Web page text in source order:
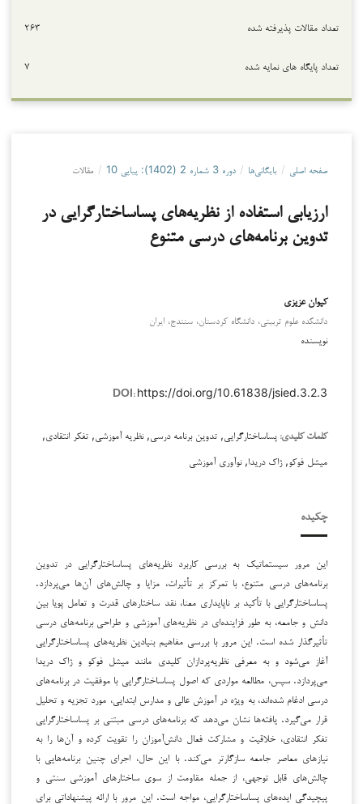
تعداد مقالات پذیرفته شده ۲۶۳
تعداد پایگاه های نمایه شده ۷
صفحه اصلی / بایگانی‌ها / دوره 3 شماره 2 (1402): پیاپی 10 / مقالات
ارزیابی استفاده از نظریه‌های پساساختارگرایی در
تدوین برنامه‌های درسی متنوع
کیوان عزیزی
دانشکده علوم تربیتی، دانشگاه کردستان، سنندج، ایران
نویسنده
DOI: https://doi.org/10.61838/jsied.3.2.3
کلمات کلیدی: پساساختارگرایی, تدوین برنامه درسی, نظریه آموزشی, تفکر انتقادی,
میشل فوکو, ژاک دریدا, نوآوری آموزشی
چکیده
این مرور سیستماتیک به بررسی کاربرد نظریه‌های پساساختارگرایی در تدوین
برنامه‌های درسی متنوع، با تمرکز بر تأثیرات، مزایا و چالش‌های آن‌ها می‌پردازد.
پساساختارگرایی با تأکید بر ناپایداری معنا، نقد ساختارهای قدرت و تعامل پویا بین
دانش و جامعه، به طور فزاینده‌ای در نظریه‌های آموزشی و طراحی برنامه‌های درسی
تأثیرگذار شده است. این مرور با بررسی مفاهیم بنیادین نظریه‌های پساساختارگرایی
آغاز می‌شود و به معرفی نظریه‌پردازان کلیدی مانند میشل فوکو و ژاک دریدا
می‌پردازد. سپس، مطالعه مواردی که اصول پساساختارگرایی با موفقیت در برنامه‌های
درسی ادغام شده‌اند، به ویژه در آموزش عالی و مدارس ابتدایی، مورد تجزیه و تحلیل
قرار می‌گیرد. یافته‌ها نشان می‌دهد که برنامه‌های درسی مبتنی بر پساساختارگرایی
تفکر انتقادی، خلاقیت و مشارکت فعال دانش‌آموزان را تقویت کرده و آن‌ها را به
نیازهای معاصر جامعه سازگارتر می‌کند. با این حال، اجرای چنین برنامه‌هایی با
چالش‌های قابل توجهی، از جمله مقاومت از سوی ساختارهای آموزشی سنتی و
پیچیدگی ایده‌های پساساختارگرایی، مواجه است. این مرور با ارائه پیشنهاداتی برای